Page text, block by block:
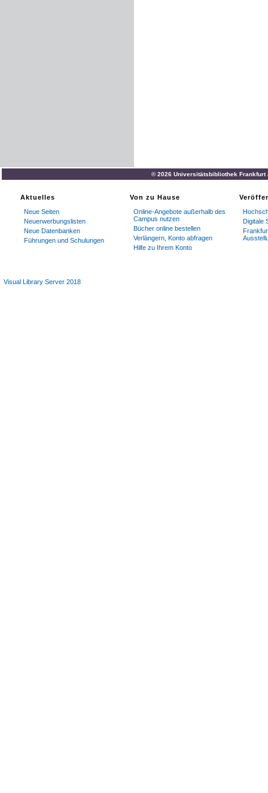
© 2026 Universitätsbibliothek Frankfurt
Aktuelles
Neue Seiten
Neuerwerbungslisten
Neue Datenbanken
Führungen und Schulungen
Von zu Hause
Online-Angebote außerhalb des
Campus nutzen
Bücher online bestellen
Verlängern, Konto abfragen
Hilfe zu Ihrem Konto
Digitale
Visual Library Server 2018